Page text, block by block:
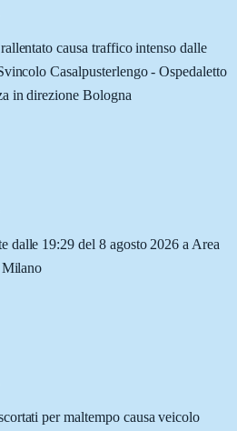
causa traffico intenso dalle
Casalpusterlengo - Ospedaletto
in direzione Bologna
dalle 19:29 del 8 agosto 2026 a Area
per maltempo causa veicolo